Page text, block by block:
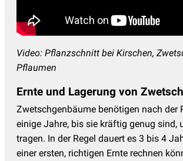
Video: Pflanzschnitt bei Kirschen,
Pflaumen
Ernte und Lagerung von
Zwetschgenbäume benötigen nach der
einige Jahre, bis sie kräftig genug sind,
tragen. In der Regel dauert es 3 bis 4
einer ersten, richtigen Ernte rechnen